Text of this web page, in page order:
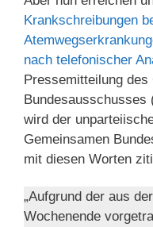
Krankschreibungen
nach telefonischer
Pressemitteilung des
Bundesausschusses
wird der
Gemeinsamen
mit diesen Worten
„Aufgrund der aus
Wochenende